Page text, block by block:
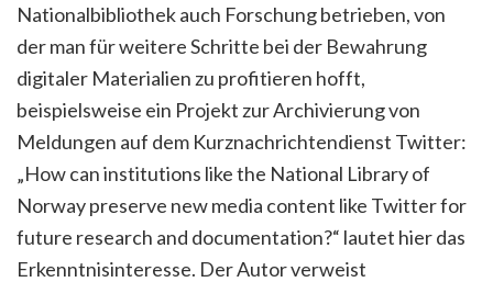
Nationalbibliothek auch Forschung betrieben, von
der man für weitere Schritte bei der Bewahrung
digitaler Materialien zu profitieren hofft,
beispielsweise ein Projekt zur Archivierung von
Meldungen auf dem Kurznachrichtendienst Twitter:
„How can institutions like the National Library of
Norway preserve new media content like Twitter for
future research and documentation?“ lautet hier das
Erkenntnisinteresse. Der Autor verweist